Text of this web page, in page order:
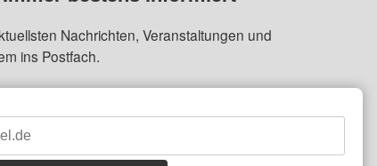
Nachrichten, Veranstaltungen und
ins Postfach.